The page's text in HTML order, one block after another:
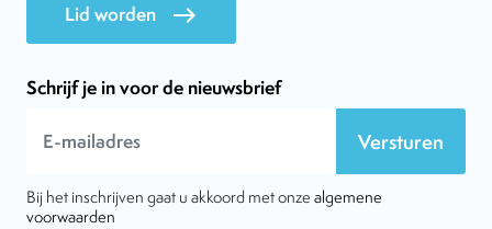
Lid worden east
Schrijf je in voor de nieuwsbrief
Versturen
Bij het inschrijven gaat u akkoord met onze algemene
voorwaarden